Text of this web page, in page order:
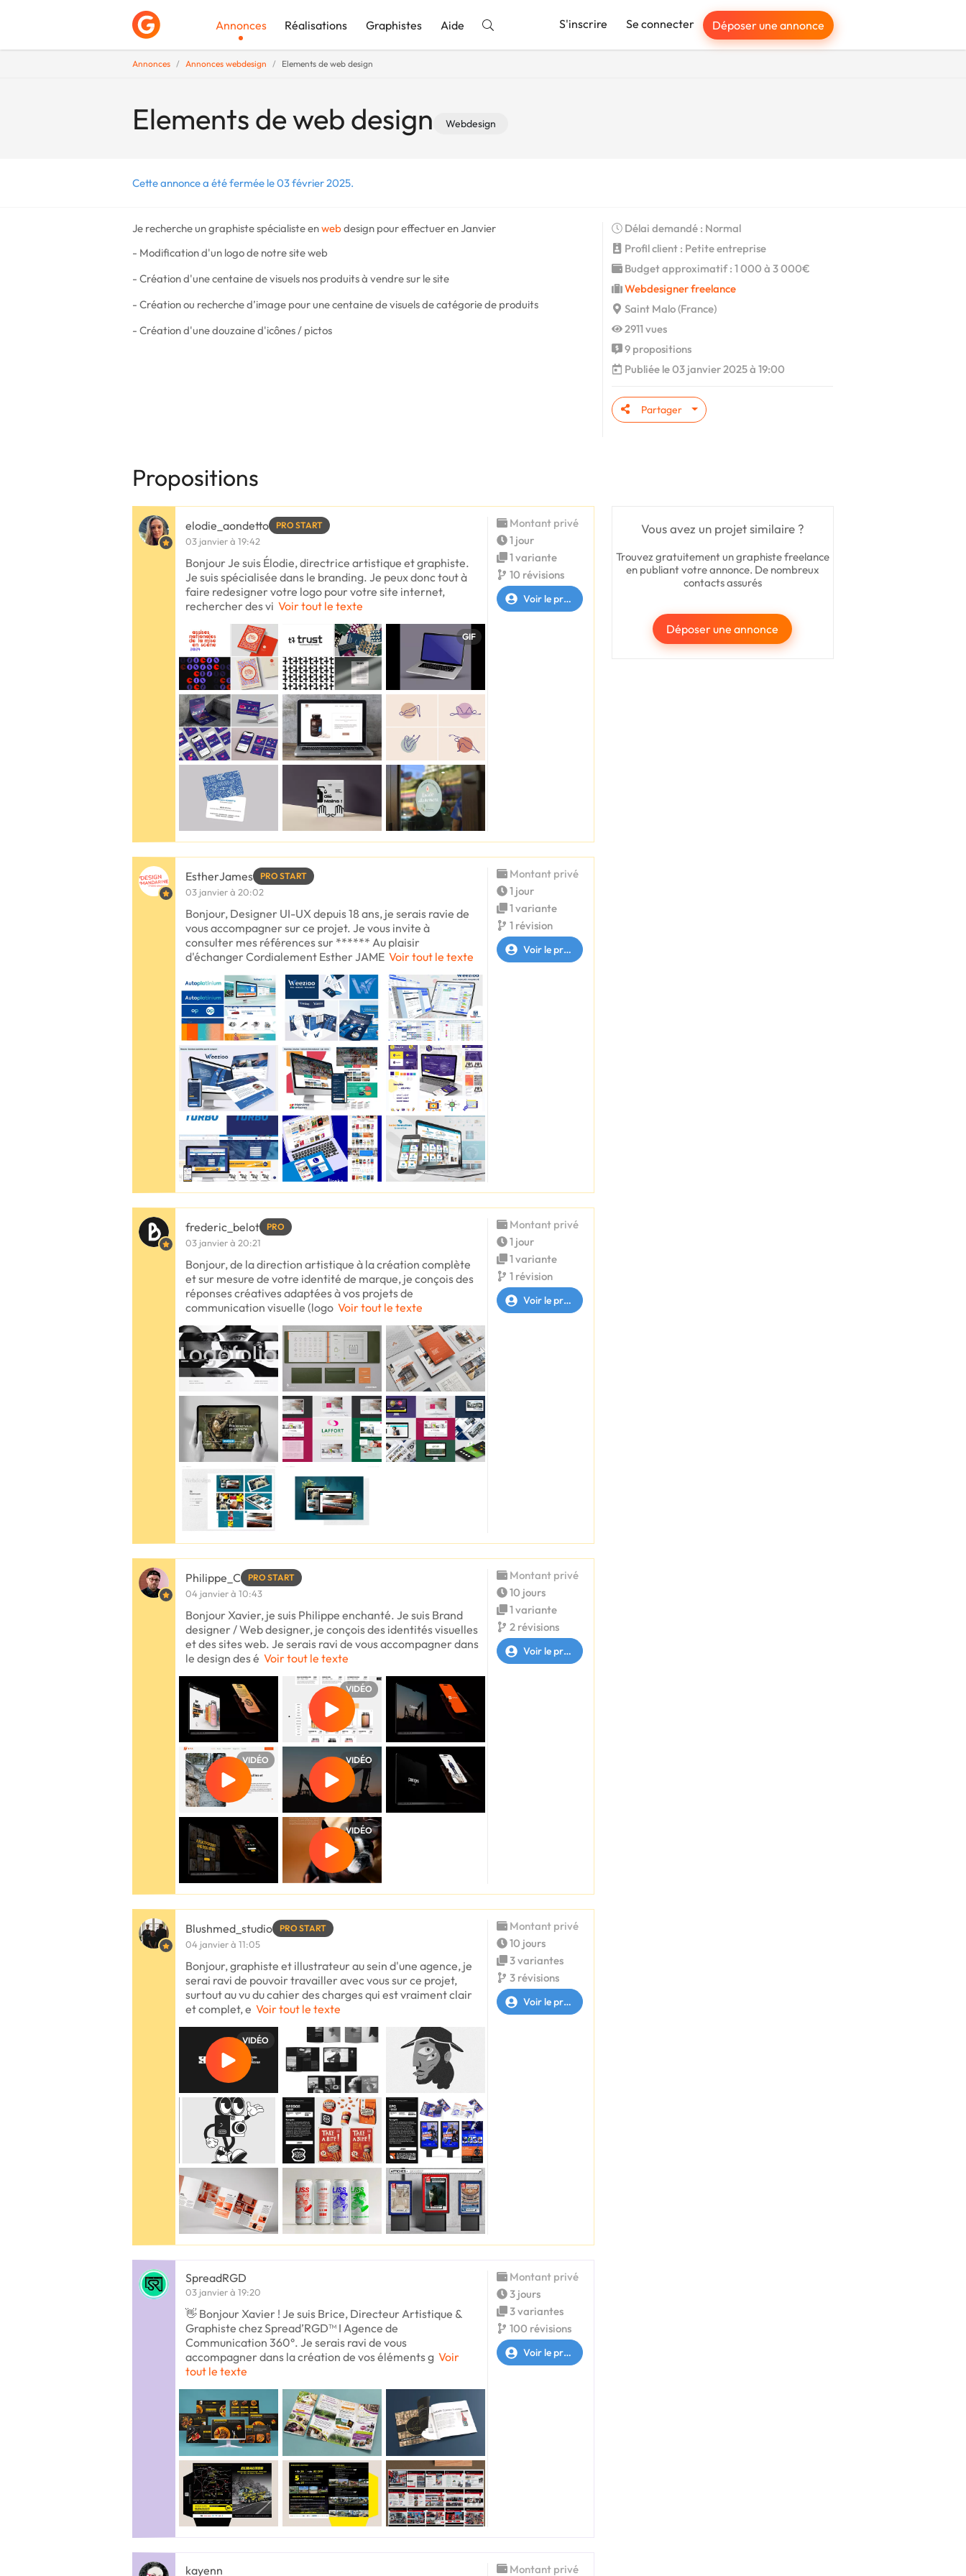
Annonces Réalisations Graphistes Aide S'inscrire Se connecter Déposer une annonce
Annonces Annonces webdesign Elements de web design
Elements de web design Webdesign
Cette annonce a été fermée le 03 février 2025.
Je recherche un graphiste spécialiste enwebdesign pour effectuer en Janvier
- Modification d'un logo de notre site web
- Création d'une centaine de visuels nos produits à vendre sur le site
- Création ou recherche d’image pour une centaine de visuels de catégorie de produits
- Création d'une douzaine d'icônes / pictos
Délai demandé : Normal
Profil client : Petite entreprise
Budget approximatif : 1 000 à 3 000€
Webdesigner freelance
Saint Malo (France)
2911 vues
9 propositions
Publiée le 03 janvier 2025 à 19:00
Partager
Propositions
Vous avez un projet similaire ?
Trouvez gratuitement un graphiste freelance
en publiant votre annonce. De nombreux
contacts assurés
Déposer une annonce
elodie_aondetto PRO START
03 janvier à 19:42
Bonjour Je suis Élodie, directrice artistique et graphiste.
Je suis spécialisée dans le branding. Je peux donc tout à
faire redesigner votre logo pour votre site internet,
rechercher des vi Voir tout le texte
GIF
Montant privé
1 jour
1 variante
10 révisions
Voir le profil
EstherJames PRO START
03 janvier à 20:02
Bonjour, Designer UI-UX depuis 18 ans, je serais ravie de
vous accompagner sur ce projet. Je vous invite à
consulter mes références sur ****** Au plaisir
d'échanger Cordialement Esther JAME Voir tout le texte
Montant privé
1 jour
1 variante
1 révision
Voir le profil
frederic_belot PRO
03 janvier à 20:21
Bonjour, de la direction artistique à la création complète
et sur mesure de votre identité de marque, je conçois des
réponses créatives adaptées à vos projets de
communication visuelle (logo Voir tout le texte
Montant privé
1 jour
1 variante
1 révision
Voir le profil
Philippe_C PRO START
04 janvier à 10:43
Bonjour Xavier, je suis Philippe enchanté. Je suis Brand
designer / Web designer, je conçois des identités visuelles
et des sites web. Je serais ravi de vous accompagner dans
le design des é Voir tout le texte
VIDÉO
VIDÉO VIDÉO
VIDÉO
Montant privé
10 jours
1 variante
2 révisions
Voir le profil
Blushmed_studio PRO START
04 janvier à 11:05
Bonjour, graphiste et illustrateur au sein d'une agence, je
serai ravi de pouvoir travailler avec vous sur ce projet,
surtout au vu du cahier des charges qui est vraiment clair
et complet, e Voir tout le texte
VIDÉO
Montant privé
10 jours
3 variantes
3 révisions
Voir le profil
SpreadRGD
03 janvier à 19:20
👋 Bonjour Xavier ! Je suis Brice, Directeur Artistique &
Graphiste chez Spread’RGD™ I Agence de
Communication 360°. Je serais ravi de vous
accompagner dans la création de vos éléments g Voir
tout le texte
Montant privé
3 jours
3 variantes
100 révisions
Voir le profil
kayenn Montant privé